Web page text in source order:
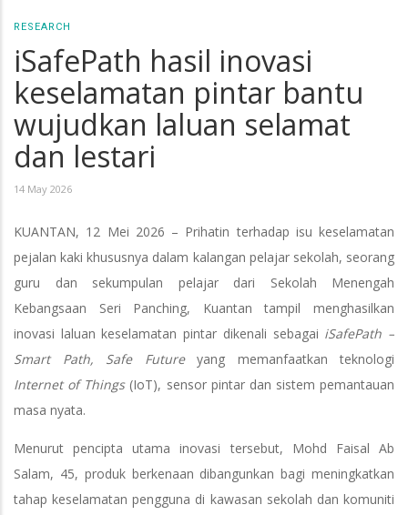
RESEARCH
iSafePath hasil inovasi
keselamatan pintar bantu
wujudkan laluan selamat
dan lestari
14 May 2026
KUANTAN, 12 Mei 2026 – Prihatin terhadap isu keselamatan
pejalan kaki khususnya dalam kalangan pelajar sekolah, seorang
guru dan sekumpulan pelajar dari Sekolah Menengah
Kebangsaan Seri Panching, Kuantan tampil menghasilkan
inovasi laluan keselamatan pintar dikenali sebagai iSafePath –
Smart Path, Safe Future yang memanfaatkan teknologi
Internet of Things(IoT), sensor pintar dan sistem pemantauan
masa nyata.
Menurut pencipta utama inovasi tersebut, Mohd Faisal Ab
Salam, 45, produk berkenaan dibangunkan bagi meningkatkan
tahap keselamatan pengguna di kawasan sekolah dan komuniti